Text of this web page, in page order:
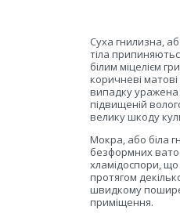
Суха гнилизна,
тіла
білим міцелієм
коричневі
випадку уражена
підвищеній
велику шкоду
Мокра, або біла
безформних
хламідоспори,
протягом
швидкому
приміщення.